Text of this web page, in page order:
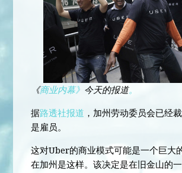
《商业内幕》 今天的报道。
据路透社报道 ，加州劳动委员会已经
是雇员。
这对Uber的商业模式可能是一个巨大
在加州是这样。该决定是在旧金山的